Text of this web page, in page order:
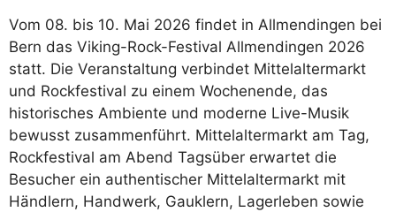
Vom 08. bis 10. Mai 2026 findet in Allmendingen bei
Bern das Viking-Rock-Festival Allmendingen 2026
statt. Die Veranstaltung verbindet Mittelaltermarkt
und Rockfestival zu einem Wochenende, das
historisches Ambiente und moderne Live-Musik
bewusst zusammenführt. Mittelaltermarkt am Tag,
Rockfestival am Abend Tagsüber erwartet die
Besucher ein authentischer Mittelaltermarkt mit
Händlern, Handwerk, Gauklern, Lagerleben sowie